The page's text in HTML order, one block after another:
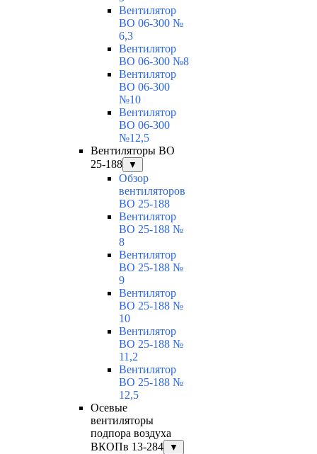
Вентилятор
ВО 06-300 №
6,3
Вентилятор
ВО 06-300 №8
Вентилятор
ВО 06-300
№10
Вентилятор
ВО 06-300
№12,5
Вентиляторы ВО
25-188
▼
Обзор
вентиляторов
ВО 25-188
Вентилятор
ВО 25-188 №
8
Вентилятор
ВО 25-188 №
9
Вентилятор
ВО 25-188 №
10
Вентилятор
ВО 25-188 №
11,2
Вентилятор
ВО 25-188 №
12,5
Осевые
вентиляторы
подпора воздуха
ВКОПв 13-284
▼